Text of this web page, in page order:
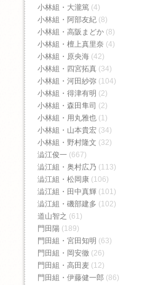
小林組・大瀧篤 (4)
小林組・阿部友紀 (8)
小林組・高阪まどか (8)
小林組・檀上真里奈 (4)
小林組・原央海 (42)
小林組・四宮拓真 (34)
小林組・河田紗弥 (104)
小林組・得津有明 (2)
小林組・森田隼司 (2)
小林組・用丸雅也 (1)
小林組・山本貴宏 (34)
小林組・野村隆文 (32)
澁江俊一 (667)
澁江組・奥村広乃 (113)
澁江組・松岡康 (106)
澁江組・田中真輝 (101)
澁江組・磯部建多 (102)
道山智之 (61)
門田陽 (189)
門田組・宮田知明 (63)
門田組・岡安徹 (26)
門田組・高田麦 (12)
門田組・伊藤健一郎 (86)